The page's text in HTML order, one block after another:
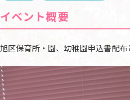
イベント概要
旭区保育所・園、幼稚園申込書配